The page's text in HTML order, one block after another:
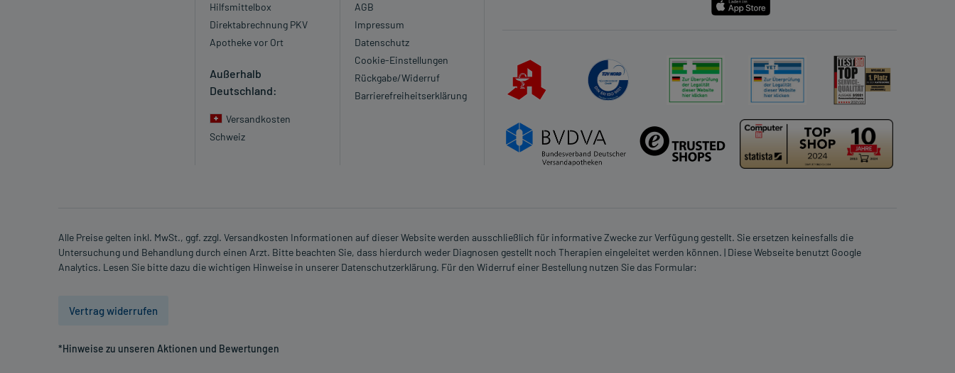
Hilfsmittelbox
Direktabrechnung PKV
Apotheke vor Ort
Außerhalb
Deutschland:
Versandkosten
Schweiz
AGB
Impressum
Datenschutz
Cookie-Einstellungen
Rückgabe/Widerruf
Barrierefreiheitserklärung
Alle Preise gelten inkl. MwSt., ggf. zzgl. Versandkosten Informationen auf dieser Website werden ausschließlich für informative Zwecke zur Verfügung gestellt. Sie ersetzen keinesfalls die
Untersuchung und Behandlung durch einen Arzt. Bitte beachten Sie, dass hierdurch weder Diagnosen gestellt noch Therapien eingeleitet werden können. | Diese Webseite benutzt Google
Analytics. Lesen Sie bitte dazu die wichtigen Hinweise in unserer Datenschutzerklärung. Für den Widerruf einer Bestellung nutzen Sie das Formular:
Vertrag widerrufen
*Hinweise zu unseren Aktionen und Bewertungen